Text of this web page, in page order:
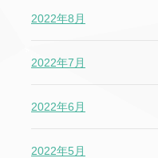
2022年8月
2022年7月
2022年6月
2022年5月